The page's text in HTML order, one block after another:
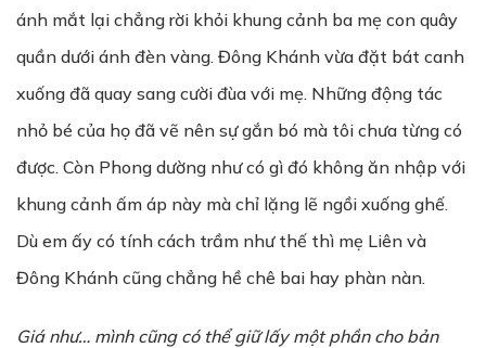
ánh mắt lại chẳng rời khỏi khung cảnh ba mẹ con quây
quần dưới ánh đèn vàng. Đông Khánh vừa đặt bát canh
xuống đã quay sang cười đùa với mẹ. Những động tác
nhỏ bé của họ đã vẽ nên sự gắn bó mà tôi chưa từng có
được. Còn Phong dường như có gì đó không ăn nhập với
khung cảnh ấm áp này mà chỉ lặng lẽ ngồi xuống ghế.
Dù em ấy có tính cách trầm như thế thì mẹ Liên và
Đông Khánh cũng chẳng hề chê bai hay phàn nàn.
Giá như… mình cũng có thể giữ lấy một phần cho bản